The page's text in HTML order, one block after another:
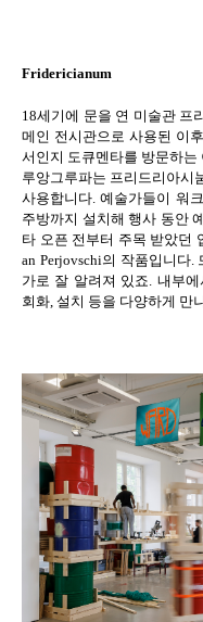
Fridericianum
18세기에 문을 연 미술관 프
메인 전시관으로 사용된 이
서인지 도큐멘타를 방문하
루앙그루파는 프리드리아시
사용합니다.예술가들이 워
주방까지 설치해 행사 동안
타 오픈 전부터 주목 받았던
an Perjovschi의 작품입니다.
가로 잘 알려져 있죠. 내부
회화, 설치 등을 다양하게 만